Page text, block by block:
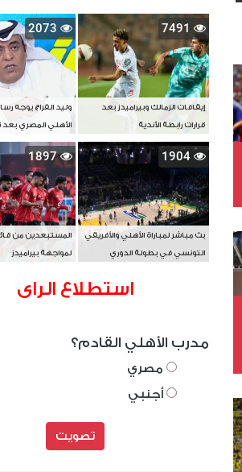
7491
إيقافات الزمالك وبيراميدز بعد
قرارات رابطة الأندية
2073
وليد الفراج يوجه
الأهلي المصري
بطل آسيا
1904
بث مباشر لمباراة الأهلي والأفريقي
التونسي في بطولة الدوري
1897
المستبعدين من
لمواجهة بيراميدز
استطلاع الراى
مدرب الأهلي القادم؟
مصري
أجنبي
تصويت